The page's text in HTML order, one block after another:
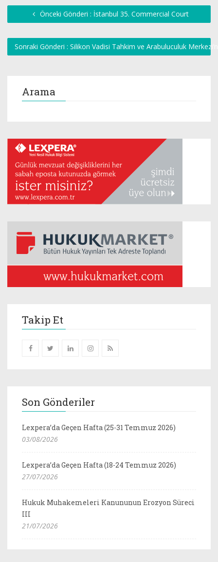
Önceki Gönderi : İstanbul 35. Commercial Court
Sonraki Gönderi : Silikon Vadisi Tahkim ve Arabuluculuk
Arama
Takip Et
Son Gönderiler
Lexpera’da Geçen Hafta (25-31 Temmuz 2026)
03/08/2026
Lexpera’da Geçen Hafta (18-24 Temmuz 2026)
27/07/2026
Hukuk Muhakemeleri Kanununun Erozyon Süreci
III
21/07/2026